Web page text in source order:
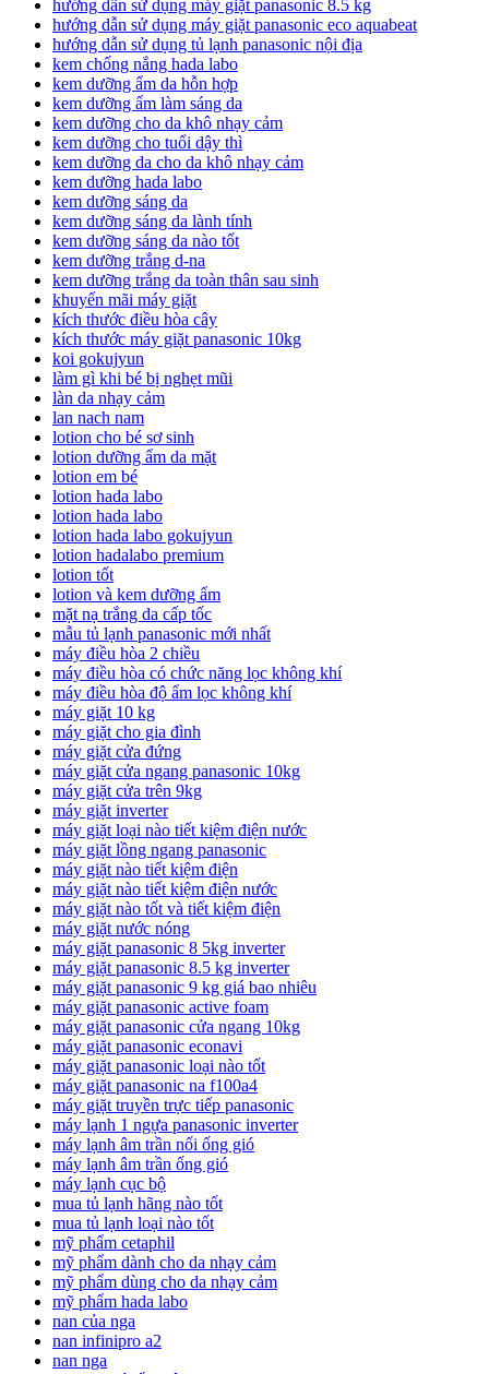
hướng dẫn sử dụng máy giặt panasonic 8.5 kg
hướng dẫn sử dụng máy giặt panasonic eco aquabeat
hướng dẫn sử dụng tủ lạnh panasonic nội địa
kem chống nắng hada labo
kem dưỡng ẩm da hỗn hợp
kem dưỡng ẩm làm sáng da
kem dưỡng cho da khô nhạy cảm
kem dưỡng cho tuổi dậy thì
kem dưỡng da cho da khô nhạy cảm
kem dưỡng hada labo
kem dưỡng sáng da
kem dưỡng sáng da lành tính
kem dưỡng sáng da nào tốt
kem dưỡng trắng d-na
kem dưỡng trắng da toàn thân sau sinh
khuyến mãi máy giặt
kích thước điều hòa cây
kích thước máy giặt panasonic 10kg
koi gokujyun
làm gì khi bé bị nghẹt mũi
làn da nhạy cảm
lan nach nam
lotion cho bé sơ sinh
lotion dưỡng ẩm da mặt
lotion em bé
lotion hada labo
lotion hada labo
lotion hada labo gokujyun
lotion hadalabo premium
lotion tốt
lotion và kem dưỡng ẩm
mặt nạ trắng da cấp tốc
mẫu tủ lạnh panasonic mới nhất
máy điều hòa 2 chiều
máy điều hòa có chức năng lọc không khí
máy điều hòa độ ẩm lọc không khí
máy giặt 10 kg
máy giặt cho gia đình
máy giặt cửa đứng
máy giặt cửa ngang panasonic 10kg
máy giặt cửa trên 9kg
máy giặt inverter
máy giặt loại nào tiết kiệm điện nước
máy giặt lồng ngang panasonic
máy giặt nào tiết kiệm điện
máy giặt nào tiết kiệm điện nước
máy giặt nào tốt và tiết kiệm điện
máy giặt nước nóng
máy giặt panasonic 8 5kg inverter
máy giặt panasonic 8.5 kg inverter
máy giặt panasonic 9 kg giá bao nhiêu
máy giặt panasonic active foam
máy giặt panasonic cửa ngang 10kg
máy giặt panasonic econavi
máy giặt panasonic loại nào tốt
máy giặt panasonic na f100a4
máy giặt truyền trực tiếp panasonic
máy lạnh 1 ngựa panasonic inverter
máy lạnh âm trần nối ống gió
máy lạnh âm trần ống gió
máy lạnh cục bộ
mua tủ lạnh hãng nào tốt
mua tủ lạnh loại nào tốt
mỹ phẩm cetaphil
mỹ phẩm dành cho da nhạy cảm
mỹ phẩm dùng cho da nhạy cảm
mỹ phẩm hada labo
nan của nga
nan infinipro a2
nan nga